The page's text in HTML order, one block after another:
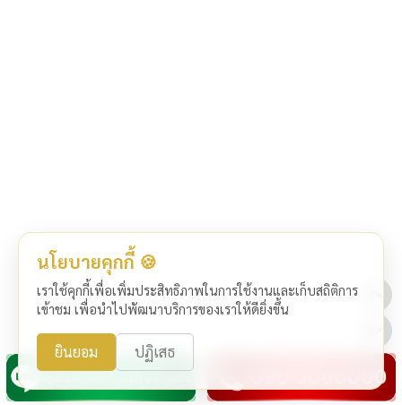
นโยบายคุกกี้ 🍪
เราใช้คุกกี้เพื่อเพิ่มประสิทธิภาพในการใช้งานและเก็บสถิติการ
เข้าชม เพื่อนำไปพัฒนาบริการของเราให้ดียิ่งขึ้น
ยินยอม ปฏิเสธ